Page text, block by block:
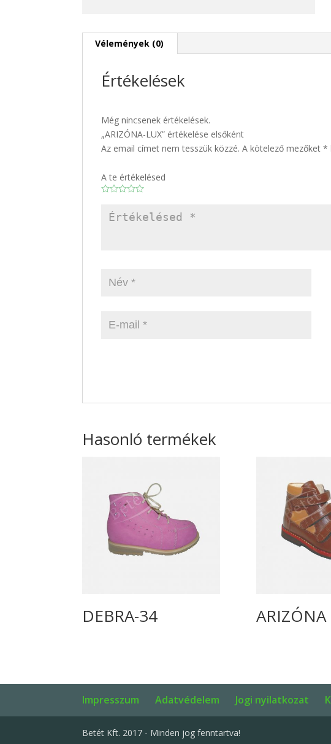
Vélemények (0)
Értékelések
Még nincsenek értékelések.
„ARIZÓNA-LUX” értékelése elsőként
Az email címet nem tesszük közzé. A kötelező mezőket*
A te értékelésed
Hasonló termékek
DEBRA-34 ARIZÓNA
Impresszum Adatvédelem Jogi nyilatkozat
Betét Kft. 2017 - Minden jog fenntartva!